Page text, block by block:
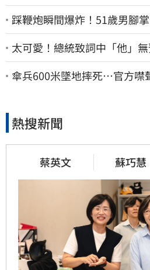
踩鞭炮瞬間爆炸！51歲男腳
太可愛！總統致詞中「他」
喊：卸任再交棒給你
傘兵600米墜地摔死…官方噤
熱搜新聞
蔡英文 蘇巧慧